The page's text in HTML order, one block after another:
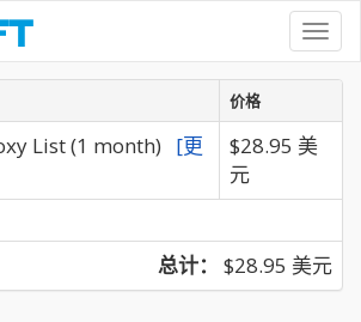
价格
List (1 month) [更
$28.95 美
元
总计： $28.95 美元